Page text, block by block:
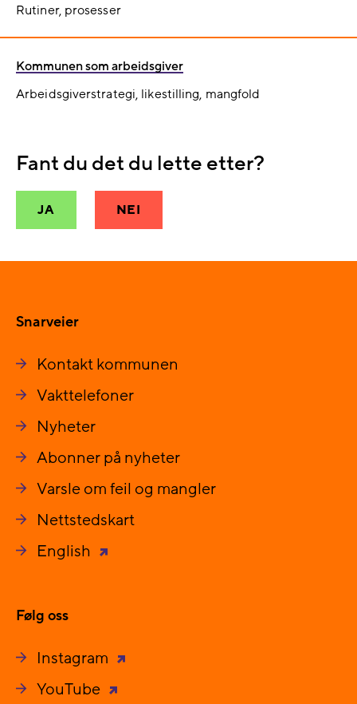
Rutiner, prosesser
Kommunen som arbeidsgiver
Arbeidsgiverstrategi, likestilling, mangfold
Fant du det du lette etter?
JA NEI
Snarveier
Kontakt kommunen
Vakttelefoner
Nyheter
Abonner på nyheter
Varsle om feil og mangler
Nettstedskart
English
Følg oss
Instagram
YouTube